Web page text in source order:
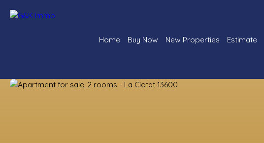
Home Buy Now New Properties Estimate